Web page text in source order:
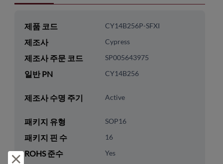
제품 코드 CY14B256P-SFXI
제조사 Cypress
제조사 주문 코드 SP005643975
일반 PN CY14B256
제조사 수명 주기 Active
패키지 유형 SOP16
패키지 핀 수 16
ROHS 준수 Yes
거부 및 닫기